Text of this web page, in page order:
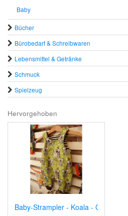
Baby
Bücher
Bürobedarf & Schreibwaren
Lebensmittel & Getränke
Schmuck
Spielzeug
Hervorgehoben
Baby-Strampler - Koala - Gr 56